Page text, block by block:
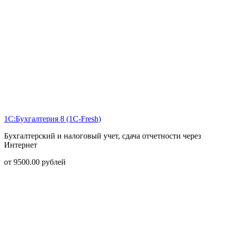
1С:Бухгалтерия 8 (1С-Fresh)
Бухгалтерский и налоговый учет, сдача отчетности через
Интернет
от 9500.00 рублей